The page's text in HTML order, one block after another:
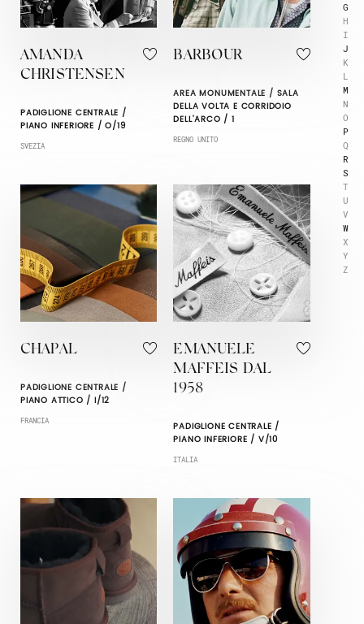
G
H
I
J
K
L
M
N
O
P
Q
R
S
T
U
V
W
X
Y
Z
AMANDA
CHRISTENSEN
PADIGLIONE CENTRALE /
PIANO INFERIORE / O/19
SVEZIA
BARBOUR
AREA MONUMENTALE / SALA
DELLA VOLTA E CORRIDOIO
DELL'ARCO / 1
REGNO UNITO
CHAPAL
PADIGLIONE CENTRALE /
PIANO ATTICO / I/12
FRANCIA
EMANUELE
MAFFEIS DAL
1958
PADIGLIONE CENTRALE /
PIANO INFERIORE / V/10
ITALIA